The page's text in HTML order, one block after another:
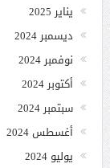
يناير 2025
ديسمبر 2024
نوفمبر 2024
أكتوبر 2024
سبتمبر 2024
أغسطس 2024
يوليو 2024